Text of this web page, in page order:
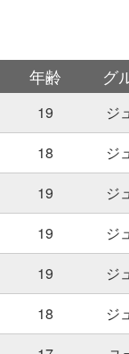
年齢 グ
19
ジ
18
ジ
19
ジ
19
ジ
19
ジ
18
ジ